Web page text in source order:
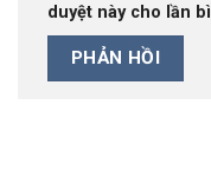
duyệt này cho lần